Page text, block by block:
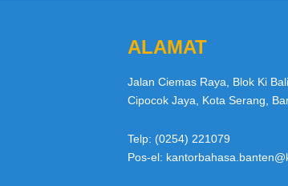
ALAMAT
Jalan Ciemas Raya, Blok Ki
Cipocok Jaya, Kota Serang,
Telp: (0254) 221079
Pos-el: